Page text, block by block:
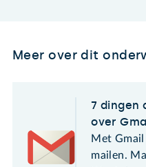
Meer over dit
7 dingen
over
Met
mailen.